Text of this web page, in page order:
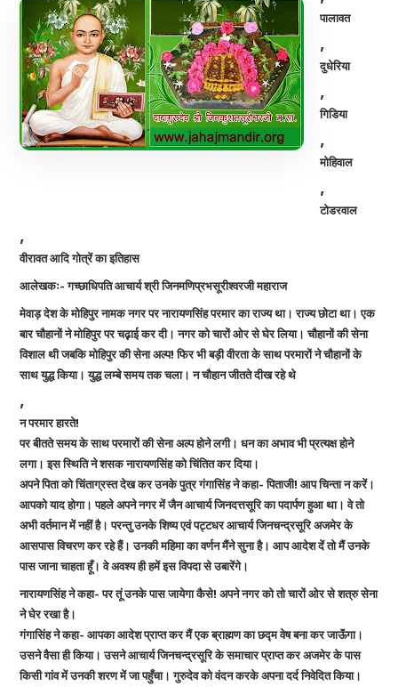
पालावत
दुधेरिया
गिडिया
मोहिवाल
टोडरवाल
वीरावत आदि गोत्रें का इतिहास
आलेखकः- गच्छाधिपति आचार्य श्री जिनमणिप्रभसूरीश्वरजी महाराज
मेवाड़ देश के मोहिपुर नामक नगर पर नारायणसिंह परमार का राज्य था। राज्य छोटा था। एक
बार चौहानों ने मोहिपुर पर चढ़़ाई कर दी। नगर को चारों ओर से घेर लिया। चौहानों की सेना
विशाल थी जबकि मोहिपुर की सेना अल्प! फिर भी बड़ी वीरता के साथ परमारों ने चौहानों के
साथ युद्ध किया। युद्ध लम्बे समय तक चला। न चौहान जीतते दीख रहे थे
न परमार हारते!
पर बीतते समय के साथ परमारों की सेना अल्प होने लगी। धन का अभाव भी प्रत्यक्ष होने
लगा। इस स्थिति ने शसक नारायणसिंह को चिंतित कर दिया।
अपने पिता को चिंताग्रस्त देख कर उनके पुत्र गंगासिंह ने कहा- पिताजी! आप चिन्ता न करें।
आपको याद होगा। पहले अपने नगर में जैन आचार्य जिनदत्तसूरि का पदार्पण हुआ था। वे तो
अभी वर्तमान में नहीं है। परन्तु उनके शिष्य एवं पट्टधर आचार्य जिनचन्द्रसूरि अजमेर के
आसपास विचरण कर रहे हैं। उनकी महिमा का वर्णन मैंने सुना है। आप आदेश दें तो मैं उनके
पास जाना चाहता हूँ। वे अवश्य ही हमें इस विपदा से उबारेंगे।
नारायणसिंह ने कहा- पर तूं उनके पास जायेगा कैसे! अपने नगर को तो चारों ओर से शत्रु सेना
ने घेर रखा है।
गंगासिंह ने कहा- आपका आदेश प्राप्त कर मैं एक ब्राह्मण का छद्म वेष बना कर जाऊॅंगा।
उसने वैसा ही किया। उसने आचार्य जिनचन्द्रसूरि के समाचार प्राप्त कर अजमेर के पास
किसी गांव में उनकी शरण में जा पहुँचा। गुरुदेव को वंदन करके अपना दर्द निवेदित किया।